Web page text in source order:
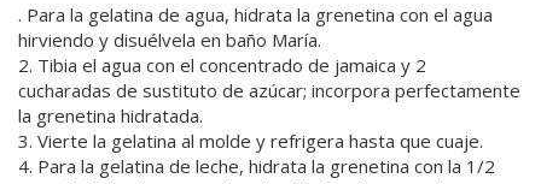
. Para la gelatina de agua, hidrata la grenetina con el agua
hirviendo y disuélvela en baño María.
2. Tibia el agua con el concentrado de jamaica y 2
cucharadas de sustituto de azúcar; incorpora perfectamente
la grenetina hidratada.
3. Vierte la gelatina al molde y refrigera hasta que cuaje.
4. Para la gelatina de leche, hidrata la grenetina con la 1/2